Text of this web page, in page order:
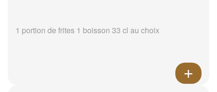
1 portion de frites 1 boisson 33 cl au choix